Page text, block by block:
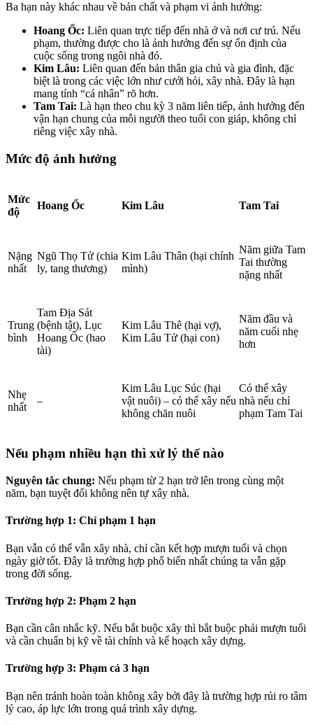
Ba hạn này khác nhau về bản chất và phạm vi ảnh hưởng:
Hoang Ốc: Liên quan trực tiếp đến nhà ở và nơi cư trú. Nếu
phạm, thường được cho là ảnh hưởng đến sự ổn định của
cuộc sống trong ngôi nhà đó.
Kim Lâu: Liên quan đến bản thân gia chủ và gia đình, đặc
biệt là trong các việc lớn như cưới hỏi, xây nhà. Đây là hạn
mang tính “cá nhân” rõ hơn.
Tam Tai: Là hạn theo chu kỳ 3 năm liên tiếp, ảnh hưởng đến
vận hạn chung của mỗi người theo tuổi con giáp, không chỉ
riêng việc xây nhà.
Mức độ ảnh hưởng
Mức
độ
Hoang Ốc Kim Lâu Tam Tai
Nặng
nhất
Ngũ Thọ Tử (chia
ly, tang thương)
Kim Lâu Thân (hại chính
mình)
Năm giữa Tam
Tai thường
nặng nhất
Trung
bình
Tam Địa Sát
(bệnh tật), Lục
Hoang Ốc (hao
tài)
Kim Lâu Thê (hại vợ),
Kim Lâu Tử (hại con)
Năm đầu và
năm cuối nhẹ
hơn
Nhẹ
nhất
–
Kim Lâu Lục Súc (hại
vật nuôi) – có thể xây nếu
không chăn nuôi
Có thể xây
nhà nếu chỉ
phạm Tam Tai
Nếu phạm nhiều hạn thì xử lý thế nào
Nguyên tắc chung: Nếu phạm từ 2 hạn trở lên trong cùng một
năm, bạn tuyệt đối không nên tự xây nhà.
Trường hợp 1: Chỉ phạm 1 hạn
Bạn vẫn có thể vẫn xây nhà, chỉ cần kết hợp mượn tuổi và chọn
ngày giờ tốt. Đây là trường hợp phổ biến nhất chúng ta vẫn gặp
trong đời sống.
Trường hợp 2: Phạm 2 hạn
Bạn cần cân nhắc kỹ. Nếu bắt buộc xây thì bắt buộc phải mượn tuổi
và cần chuẩn bị kỹ về tài chính và kế hoạch xây dựng.
Trường hợp 3: Phạm cả 3 hạn
Bạn nên tránh hoàn toàn không xây bởi đây là trường hợp rủi ro tâm
lý cao, áp lực lớn trong quá trình xây dựng.